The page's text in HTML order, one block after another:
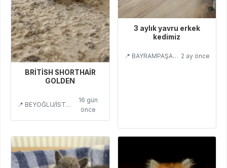
BRİTİSH SHORTHAİR
GOLDEN
📍 BEYOĞLU/İSTANBUL
16 gün
önce
3 aylık yavru erkek
kedimiz
📍 BAYRAMPAŞA/İSTANBUL 2 ay önce